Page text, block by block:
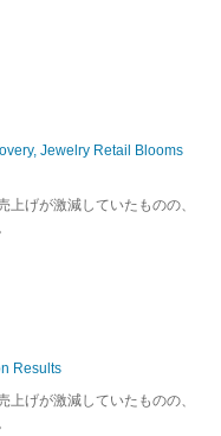
Jewelry Retail Blooms
げが激減していたものの、
Results
げが激減していたものの、